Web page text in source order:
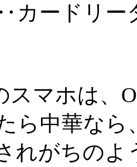
カードリー
スマホは、
ら中華なら
れがちのよ